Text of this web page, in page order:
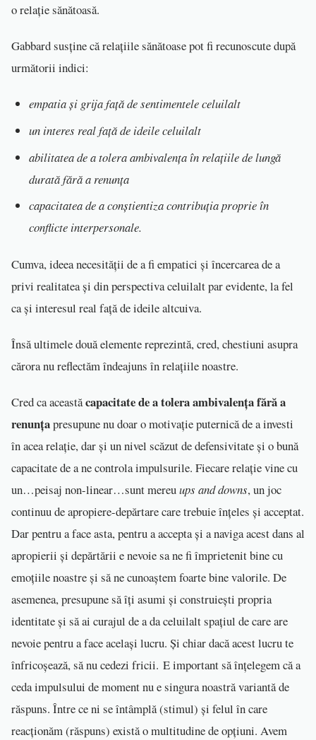
o relație sănătoasă.
Gabbard susține că relațiile sănătoase pot fi recunoscute după
următorii indici:
empatia și grija față de sentimentele celuilalt
un interes real față de ideile celuilalt
abilitatea de a tolera ambivalența în relațiile de lungă
durată fără a renunța
capacitatea de a conștientiza contribuția proprie în
conflicte interpersonale.
Cumva, ideea necesității de a fi empatici și încercarea de a
privi realitatea și din perspectiva celuilalt par evidente, la fel
ca și interesul real față de ideile altcuiva.
Însă ultimele două elemente reprezintă, cred, chestiuni asupra
cărora nu reflectăm îndeajuns în relațiile noastre.
Cred ca aceastăcapacitate de a tolera ambivalența fără a
renunțapresupune nu doar o motivație puternică de a investi
în acea relație, dar și un nivel scăzut de defensivitate și o bună
capacitate de a ne controla impulsurile. Fiecare relație vine cu
un…peisaj non-linear…sunt mereuups and downs, un joc
continuu de apropiere-depărtare care trebuie înțeles și acceptat.
Dar pentru a face asta, pentru a accepta și a naviga acest dans al
apropierii și depărtării e nevoie sa ne fi împrietenit bine cu
emoțiile noastre și să ne cunoaștem foarte bine valorile. De
asemenea, presupune să îți asumi și construiești propria
identitate și să ai curajul de a da celuilalt spațiul de care are
nevoie pentru a face același lucru. Și chiar dacă acest lucru te
înfricoșează, să nu cedezi fricii. E important să înțelegem că a
ceda impulsului de moment nu e singura noastră variantă de
răspuns. Între ce ni se întâmplă (stimul) și felul în care
reacționăm (răspuns) există o multitudine de opțiuni. Avem